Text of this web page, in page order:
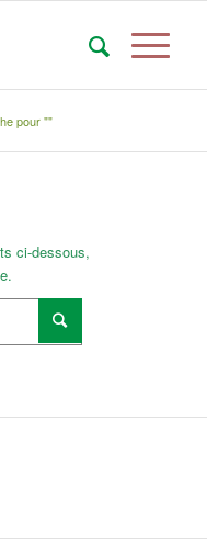
pour ""
ci-dessous,